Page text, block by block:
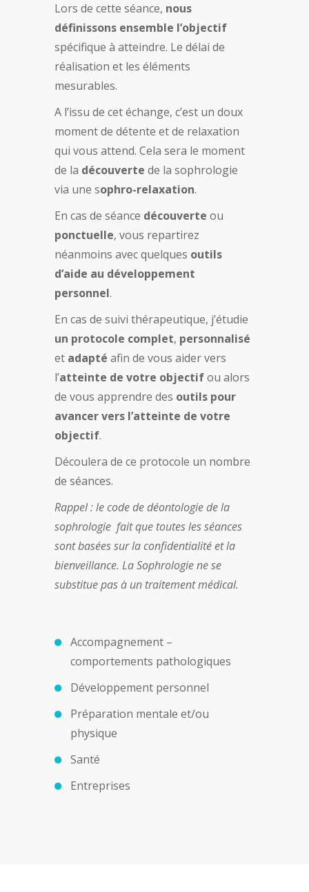
Lors de cette séance, nous
définissons ensemble l’objectif
spécifique à atteindre. Le délai de
réalisation et les éléments
mesurables.
A l’issu de cet échange, c’est un doux
moment de détente et de relaxation
qui vous attend. Cela sera le moment
de la découverte de la sophrologie
via une sophro-relaxation.
En cas de séance découverte ou
ponctuelle, vous repartirez
néanmoins avec quelques outils
d’aide au développement
personnel.
En cas de suivi thérapeutique, j’étudie
un protocole complet, personnalisé
et adapté afin de vous aider vers
l’atteinte de votre objectifou alors
de vous apprendre des outils pour
avancer vers l’atteinte de votre
objectif.
Découlera de ce protocole un nombre
de séances.
Rappel : le code de déontologie de la
sophrologie fait que toutes les séances
sont basées sur la confidentialité et la
bienveillance. La Sophrologie ne se
substitue pas à un traitement médical.
Accompagnement –
comportements pathologiques
Développement personnel
Préparation mentale et/ou
physique
Santé
Entreprises